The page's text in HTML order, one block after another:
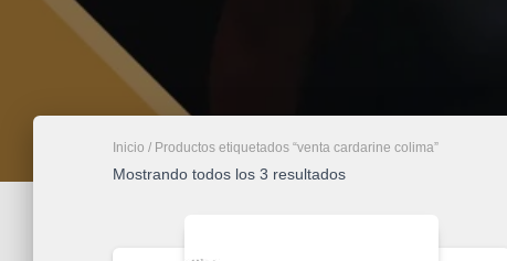
Inicio / Productos etiquetados “venta cardarine colima”
Mostrando todos los 3 resultados